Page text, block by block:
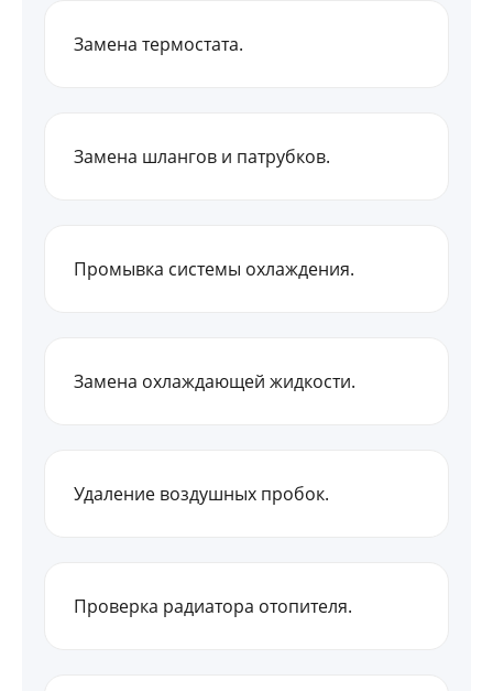
Замена термостата.
Замена шлангов и патрубков.
Промывка системы охлаждения.
Замена охлаждающей жидкости.
Удаление воздушных пробок.
Проверка радиатора отопителя.